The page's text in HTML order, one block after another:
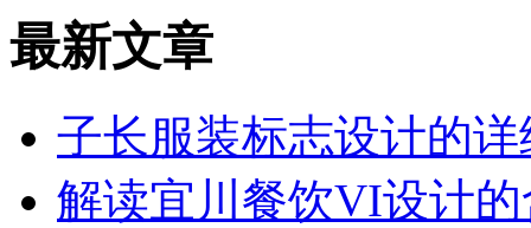
最新文章
子长服装标志设计的
解读宜川餐饮VI设计